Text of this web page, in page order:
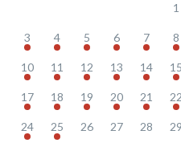
1
3 4 5 6 7 8
10 11 12 13 14 15
17 18 19 20 21 22
24 25 26 27 28 29